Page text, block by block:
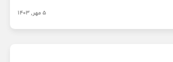
5 مهر, 1403